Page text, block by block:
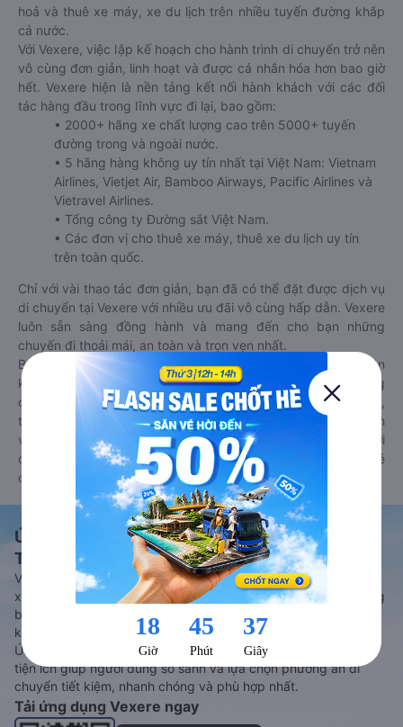
hoả và thuê xe máy, xe du lịch trên nhiều tuyến đường khắp
cả nước.
Với Vexere, việc lập kế hoạch cho hành trình di chuyển trở nên
vô cùng đơn giản, linh hoạt và được cá nhân hóa hơn bao giờ
hết. Vexere hiện là nền tảng kết nối hành khách với các đối
tác hàng đầu trong lĩnh vực đi lại, bao gồm:
• 2000+ hãng xe chất lượng cao trên 5000+ tuyến
đường trong và ngoài nước.
• 5 hãng hàng không uy tín nhất tại Việt Nam: Vietnam
Airlines, Vietjet Air, Bamboo Airways, Pacific Airlines và
Vietravel Airlines.
• Tổng công ty Đường sắt Việt Nam.
• Các đơn vị cho thuê xe máy, thuê xe du lịch uy tín
trên toàn quốc.
Chỉ với vài thao tác đơn giản, bạn đã có thể đặt được dịch vụ
di chuyển tại Vexere với nhiều ưu đãi vô cùng hấp dẫn. Vexere
luôn sẵn sàng đồng hành và mang đến cho bạn những
chuyến đi thoải mái, an toàn và trọn vẹn nhất.
Bên cạnh đó, bạn có thể tham khảo thêm các phương tiện
khác tại
Goyolo.com
cho chuyến đi sắp tới. Goyolo là nền tảng
đặt vé cho phép người dùng so sánh giá cả, giờ khởi hành,
thời gian di chuyển của nhiều phương tiện máy bay, xe khách
và tàu hoả. Hệ thống của Goyolo được liên kết trực tiếp với
các hãng máy bay, xe khách và tàu hoả, luôn đảm bảo có vé
cho bạn di chuyển.
Ứng dụng đặt vé Xe khách, Máy bay,
Tàu hoả và Thuê xe
Vexere - ứng dụng đặt vé đa phương tiện với hơn 3000+ nhà
xe chất lượng cao, 5000+ tuyến đường toàn quốc, tất cả hãng
bay và hãng tàu cùng dịch vụ thuê xe máy, xe du lịch phủ
khắp các tỉnh thành tại Việt Nam.
Ứng dụng hiển thị thông tin đầy đủ, minh bạch cùng vô vàn
tiện ích giúp người dùng so sánh và lựa chọn phương án di
chuyển tiết kiệm, nhanh chóng và phù hợp nhất.
Tải ứng dụng Vexere ngay